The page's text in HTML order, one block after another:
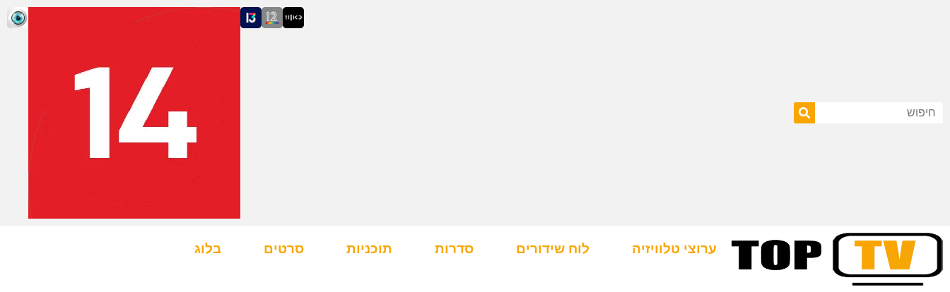
ערוצי טלוויזיה לוח שידורים סדרות תוכניות סרטים בלוג